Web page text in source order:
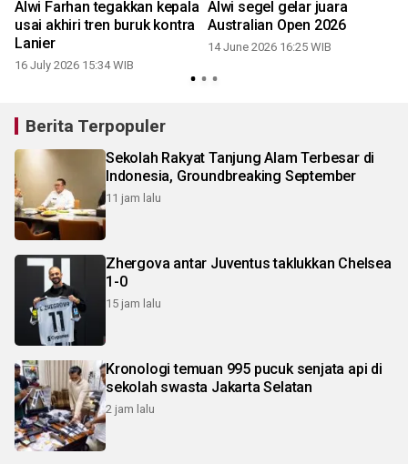
Alwi Farhan tegakkan kepala
usai akhiri tren buruk kontra
Lanier
16 July 2026 15:34 WIB
Alwi segel gelar juara
Australian Open 2026
14 June 2026 16:25 WIB
Berita Terpopuler
Sekolah Rakyat Tanjung Alam Terbesar di
Indonesia, Groundbreaking September
11 jam lalu
Zhergova antar Juventus taklukkan Chelsea
1-0
15 jam lalu
Kronologi temuan 995 pucuk senjata api di
sekolah swasta Jakarta Selatan
2 jam lalu